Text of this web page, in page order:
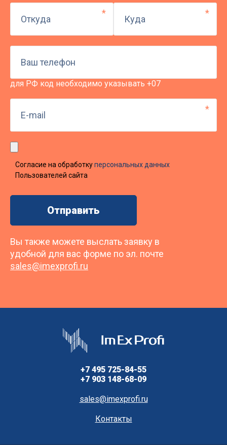
для РФ код необходимо указывать +07
Согласие на обработкуперсональных данных
Пользователей сайта
Вы также можете выслать заявку в
удобной для вас форме по эл. почте
sales@imexprofi.ru
+7 495 725-84-55
+7 903 148-68-09
sales@imexprofi.ru
Контакты